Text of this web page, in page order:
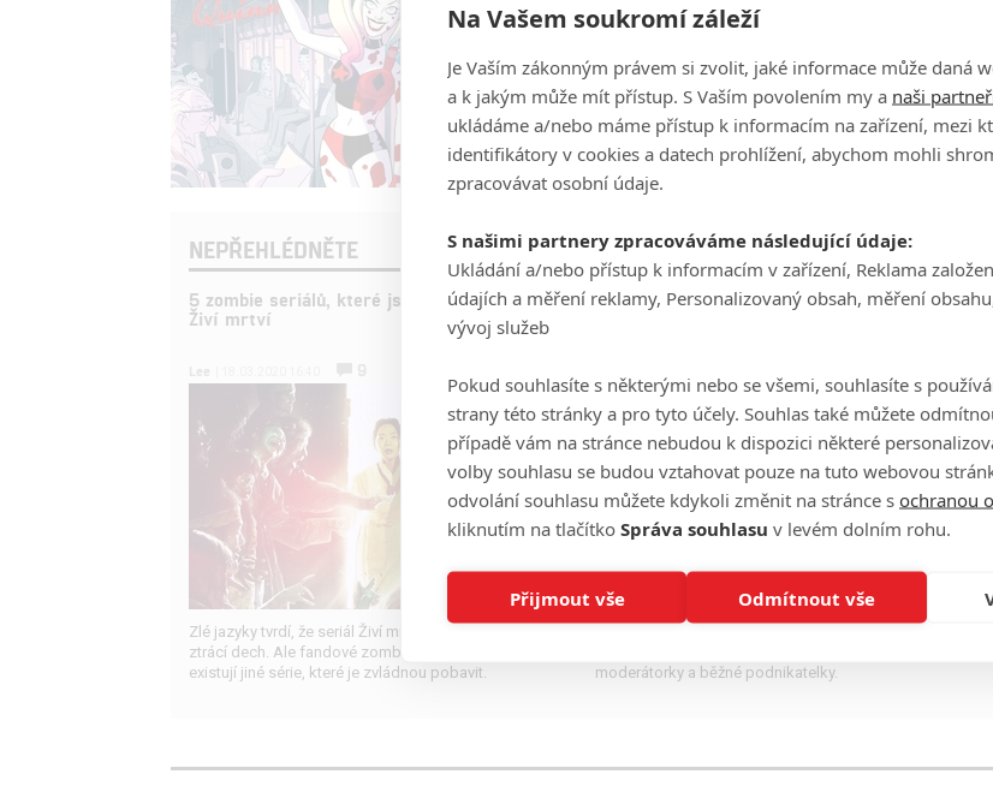
komiksovku, která nebude pro
děti
filmsim | 14.11.2019 08:29
0
DC Universe představuje Harley Quinn v nové
upoutávce jako drsnou, sprostou a nahláškovanou
podívanou.
NEPŘEHLÉDNĚTE
5 zombie seriálů, které jsou zábavnější, než
Živí mrtví
Zlé jazyky tvrdí, že seriál Živí mrtví už nějakou dobu
ztrácí dech. Ale fandové zombíků nemusí truchlit,
existují jiné série, které je zvládnou pobavit.
Ester a Karolína: ČT nabídla dva vynikající
pohledy na lidskou nezlomnost
moderátorky a běžné podnikatelky.
Na Vašem soukromí záleží
Je Vaším zákonným právem si zvolit, jaké informace může daná
a k jakým může mít přístup. S Vaším povolením my a naši
ukládáme a/nebo máme přístup k informacím na zařízení, mezi
identifikátory v cookies a datech prohlížení, abychom mohli
zpracovávat osobní údaje.
S našimi partnery zpracováváme následující údaje:
Ukládání a/nebo přístup k informacím v zařízení, Reklama
údajích a měření reklamy, Personalizovaný obsah, měření
vývoj služeb
Pokud souhlasíte s některými nebo se všemi, souhlasíte s
strany této stránky a pro tyto účely. Souhlas také můžete
případě vám na stránce nebudou k dispozici některé
volby souhlasu se budou vztahovat pouze na tuto webovou
odvolání souhlasu můžete kdykoli změnit na stránce s ochranou
kliknutím na tlačítko Správa souhlasu v levém dolním rohu.
Přijmout vše Odmítnout vše